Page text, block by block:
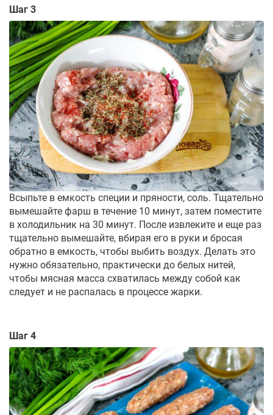
Шаг 3
Всыпьте в емкость специи и пряности, соль. Тщательно
вымешайте фарш в течение 10 минут, затем поместите
в холодильник на 30 минут. После извлеките и еще раз
тщательно вымешайте, вбирая его в руки и бросая
обратно в емкость, чтобы выбить воздух. Делать это
нужно обязательно, практически до белых нитей,
чтобы мясная масса схватилась между собой как
следует и не распалась в процессе жарки.
Шаг 4